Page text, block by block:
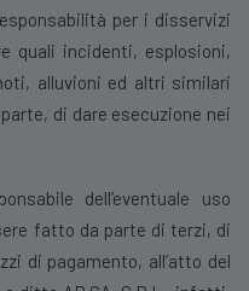
per i disservizi
quali incidenti, esplosioni,
alluvioni ed altri similari
di dare esecuzione nei
dell’eventuale uso
fatto da parte di terzi, di
di pagamento, all’atto del